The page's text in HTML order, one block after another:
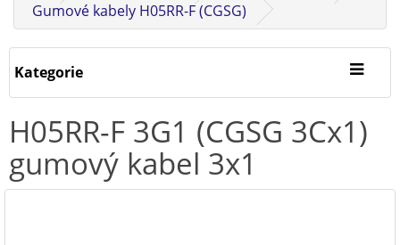
Gumové kabely H05RR-F (CGSG)
Kategorie
H05RR-F 3G1 (CGSG 3Cx1)
gumový kabel 3x1